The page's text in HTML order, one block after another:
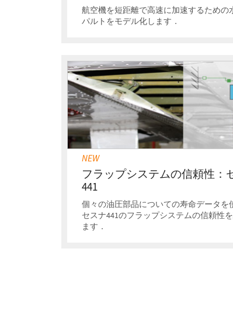
航空機を短距離で高速に加速するための
パルトをモデル化します．
NEW
フラップシステムの信頼性：
441
個々の油圧部品についての寿命データを
セスナ441のフラップシステムの信頼性
ます．